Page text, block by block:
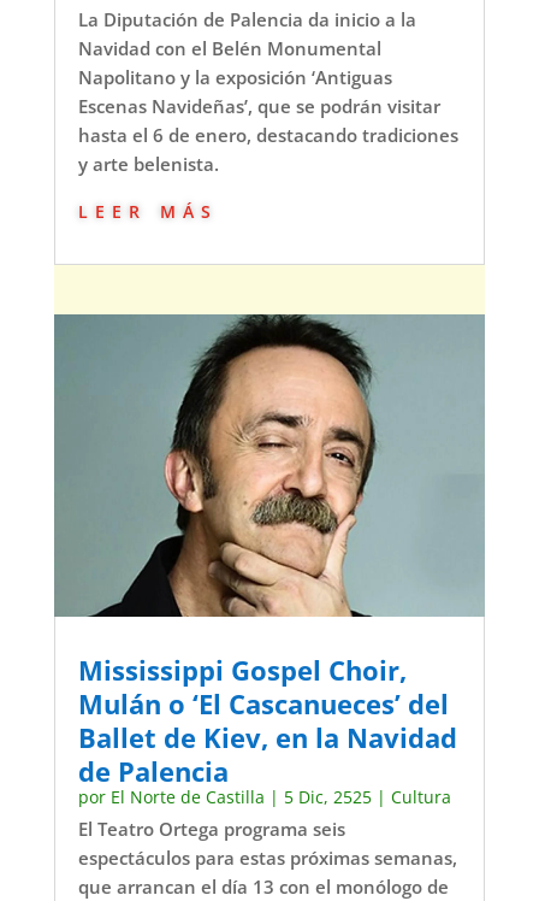
La Diputación de Palencia da inicio a la
Navidad con el Belén Monumental
Napolitano y la exposición ‘Antiguas
Escenas Navideñas’, que se podrán visitar
hasta el 6 de enero, destacando tradiciones
y arte belenista.
leer más
Mississippi Gospel Choir,
Mulán o ‘El Cascanueces’ del
Ballet de Kiev, en la Navidad
de Palencia
por El Norte de Castilla | 5 Dic, 2525| Cultura
El Teatro Ortega programa seis
espectáculos para estas próximas semanas,
que arrancan el día 13 con el monólogo de